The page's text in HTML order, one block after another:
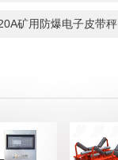
矿用防爆电子皮带秤